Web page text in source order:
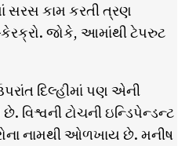
સરસ કામ કરતી ત્રણ
જોકે, આમાંથી ટેપરુટ
દિલ્હીમાં પણ એની
વિશ્વની ટોચની ઇન્ડિપેન્ડન્ટ
નામથી ઓળખાય છે. મનીષ